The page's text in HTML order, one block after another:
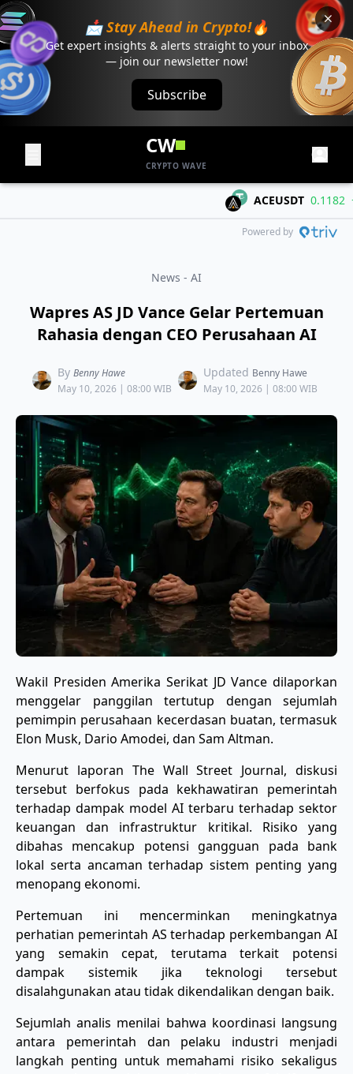
📩 Stay Ahead in Crypto!🔥
Get expert insights & alerts straight to your inbox
— join our newsletter now!
Subscribe
CW
CRYPTO WAVE
ACEUSDT 0.1182
Powered by
News - AI
Wapres AS JD Vance Gelar Pertemuan
Rahasia dengan CEO Perusahaan AI
By Benny Hawe
May 10, 2026 | 08:00 WIB
Updated Benny Hawe
May 10, 2026 | 08:00 WIB
Wakil Presiden Amerika Serikat JD Vance dilaporkan
menggelar panggilan tertutup dengan sejumlah
pemimpin perusahaan kecerdasan buatan, termasuk
Elon Musk, Dario Amodei, dan Sam Altman.
Menurut laporan The Wall Street Journal, diskusi
tersebut berfokus pada kekhawatiran pemerintah
terhadap dampak model AI terbaru terhadap sektor
keuangan dan infrastruktur kritikal. Risiko yang
dibahas mencakup potensi gangguan pada bank
lokal serta ancaman terhadap sistem penting yang
menopang ekonomi.
Pertemuan ini mencerminkan meningkatnya
perhatian pemerintah AS terhadap perkembangan AI
yang semakin cepat, terutama terkait potensi
dampak sistemik jika teknologi tersebut
disalahgunakan atau tidak dikendalikan dengan baik.
Sejumlah analis menilai bahwa koordinasi langsung
antara pemerintah dan pelaku industri menjadi
langkah penting untuk memahami risiko sekaligus